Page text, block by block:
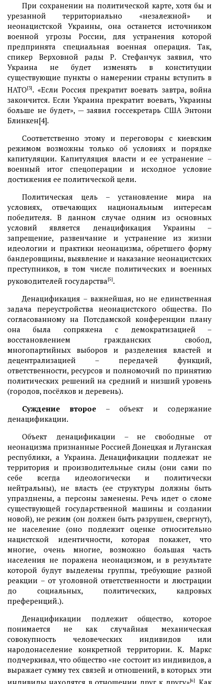
При сохранении на политической карте, хотя бы и
урезанной территориально «незалежной» и
неонацистской Украины, она останется источником
военной угрозы России, для устранения которой
предпринята специальная военная операция. Так,
спикер Верховной рады Р. Стефанчук заявил, что
Украина не будет изменять в конституции
существующие пункты о намерении страны вступить в
НАТО[3]. «Если Россия прекратит воевать завтра, война
закончится. Если Украина прекратит воевать, Украины
больше не будет», — заявил госсекретарь США Энтони
Блинкен[4].
Соответственно этому и переговоры с киевским
режимом возможны только об условиях и порядке
капитуляции. Капитуляция власти и ее устранение –
военный итог спецоперации и исходное условие
достижения ее политической цели.
Политическая цель – установление мира на
условиях, отвечающих национальным интересам
победителя. В данном случае одним из основных
условий является денацификация Украины –
запрещение, развенчание и устранение из жизни
идеологии и практики неонацизма, обретшего форму
бандеровщины, выявление и наказание неонацистских
преступников, в том числе политических и военных
руководителей государства[5].
Денацификация – важнейшая, но не единственная
задача переустройства неонацистского общества. По
согласованному на Потсдамской конференции плану
она была сопряжена с демократизацией –
восстановлением гражданских свобод,
многопартийных выборов и разделения властей и
децентрализацией – передачей функций,
ответственности, ресурсов и полномочий по принятию
политических решений на средний и низший уровень
(городов, посёлков и деревень).
Суждение второе – объект и содержание
денацификации.
Объект денацификации – не свободные от
неонацизма признанные Россией Донецкая и Луганская
республики, а Украина. Денацификации подлежат не
территория и производительные силы (они сами по
себе всегда идеологически и политически
нейтральны), не власть (ее структуры должны быть
упразднены, а персоны заменены. Речь идет о сломе
существующей государственной машины и создании
новой), не режим (он должен быть разрушен, свергнут),
не население (оно подлежит оценке относительно
нацистской идентичности, которая покажет, что
многие, очень многие, возможно большая часть
населения не поражена неонацизмом, и в результате
которой будут выделены группы, требующие разной
реакции – от уголовной ответственности и люстрации
до социальных, политических, кадровых
преференций.).
Денацификации подлежит общество, которое
понимается не как случайная механическая
совокупность человеческих индивидов или
народонаселение конкретной территории. К. Маркс
подчеркивал, что общество «не состоит из индивидов, а
выражает сумму тех связей и отношений, в которых эти
индивиды находятся в отношении друг к другу»[6] . Как